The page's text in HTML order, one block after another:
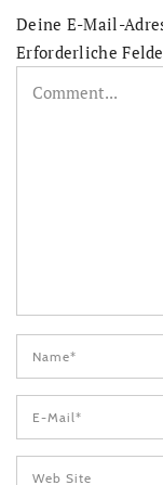
Deine E-Mail-
Erforderliche